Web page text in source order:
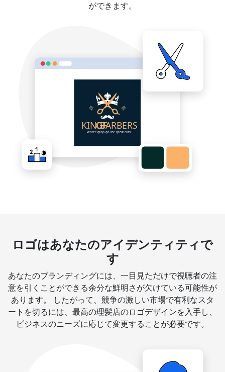
ができます。
ロゴはあなたのアイデンティティで
す
あなたのブランディングには、一目見ただけで視聴者の注
意を引くことができる余分な鮮明さが欠けている可能性が
あります。 したがって、競争の激しい市場で有利なスタ
ートを切るには、最高の理髪店のロゴデザインを入手し、
ビジネスのニーズに応じて変更することが必要です。